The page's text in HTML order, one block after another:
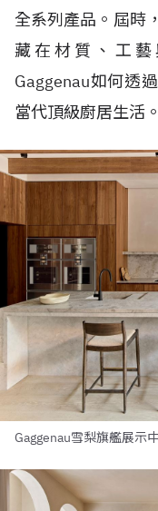
全系列產品。屆時
藏在材質、工
Gaggenau如何透
當代頂級廚居生活。
Gaggenau雪梨旗艦展示